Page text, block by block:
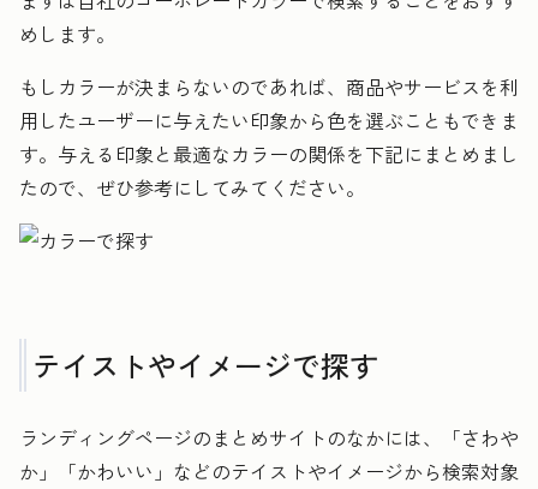
めします。
もしカラーが決まらないのであれば、商品やサービスを利
用したユーザーに与えたい印象から色を選ぶこともできま
す。与える印象と最適なカラーの関係を下記にまとめまし
たので、ぜひ参考にしてみてください。
テイストやイメージで探す
ランディングページのまとめサイトのなかには、「さわや
か」「かわいい」などのテイストやイメージから検索対象